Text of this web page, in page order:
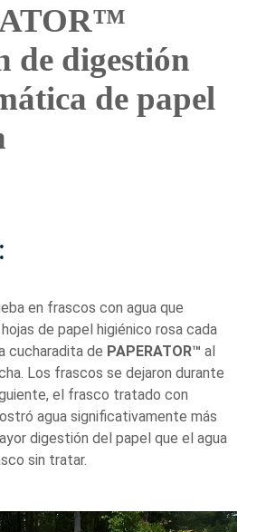
de digestión
de papel
en frascos con agua que
de papel higiénico rosa cada
cucharadita de PAPERATOR™ al
Los frascos se dejaron durante
el frasco tratado con
agua significativamente más
digestión del papel que el agua
sin tratar.